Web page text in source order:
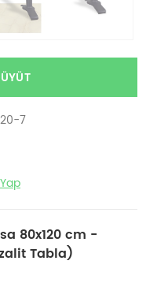
7
80x120 cm -
Tabla)